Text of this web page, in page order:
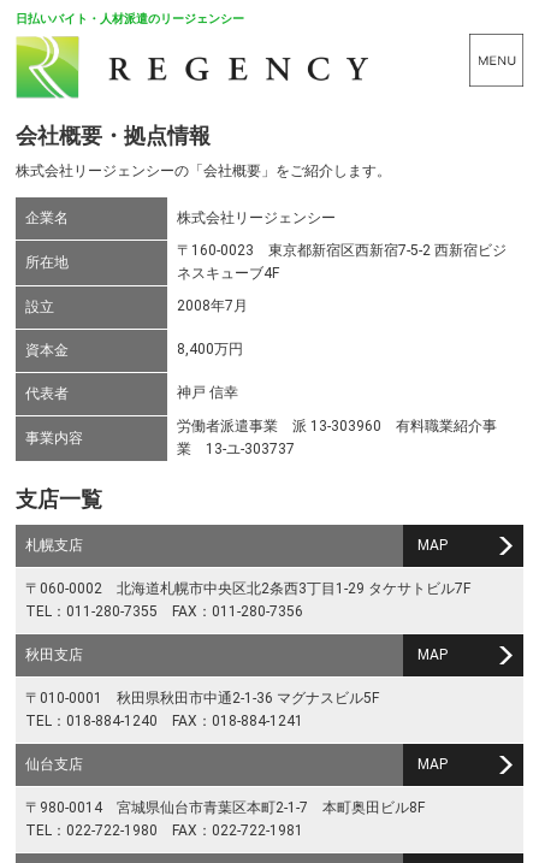
日払いバイト・人材派遣のリージェンシー
会社概要・拠点情報
株式会社リージェンシーの「会社概要」をご紹介します。
企業名 株式会社リージェンシー
所在地
〒160-0023 東京都新宿区西新宿7-5-2 西新宿ビジ
ネスキューブ4F
設立
2008年7月
資本金 8,400万円
代表者 神戸 信幸
事業内容
労働者派遣事業 派 13-303960 有料職業紹介事
業 13-ユ-303737
支店一覧
札幌支店
〒060-0002 北海道札幌市中央区北2条西3丁目1-29 タケサトビル7F
TEL：011-280-7355 FAX：011-280-7356
MAP
秋田支店
〒010-0001 秋田県秋田市中通2-1-36 マグナスビル5F
TEL：018-884-1240 FAX：018-884-1241
MAP
仙台支店
〒980-0014 宮城県仙台市青葉区本町2-1-7 本町奥田ビル8F
TEL：022-722-1980 FAX：022-722-1981
MAP